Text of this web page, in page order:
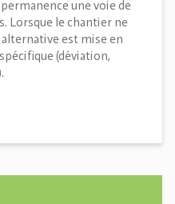
une voie de
Lorsque le chantier ne
est mise en
(déviation,